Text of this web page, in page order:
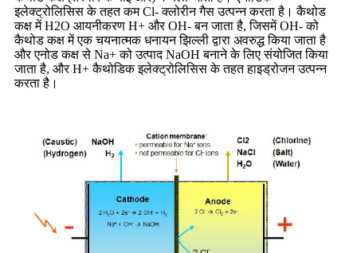
इलेक्ट्रोलिसिस के तहत कम Cl- क्लोरीन गैस उत्पन्न करता है। कैथोड
कक्ष में H2O आयनीकरण H+ और OH- बन जाता है, जिसमें OH- को
कैथोड कक्ष में एक चयनात्मक धनायन झिल्ली द्वारा अवरुद्ध किया जाता है
और एनोड कक्ष से Na+ को उत्पाद NaOH बनाने के लिए संयोजित किया
जाता है, और H+ कैथोडिक इलेक्ट्रोलिसिस के तहत हाइड्रोजन उत्पन्न
करता है।